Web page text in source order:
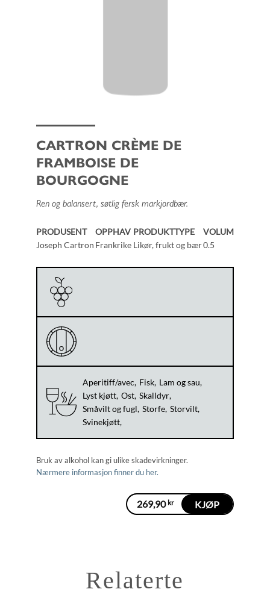
CARTRON CRÈME DE
FRAMBOISE DE
BOURGOGNE
Ren og balansert, søtlig fersk markjordbær.
PRODUSENT
Joseph Cartron
OPPHAV
Frankrike
PRODUKTTYPE
Likør, frukt og bær
VOLUM
0.5
Aperitiff/avec Fisk Lam og sau
Lyst kjøtt Ost Skalldyr
Småvilt og fugl Storfe Storvilt
Svinekjøtt
Bruk av alkohol kan gi ulike skadevirkninger.
Nærmere informasjon finner du her.
269,90 kr KJØP
Relaterte